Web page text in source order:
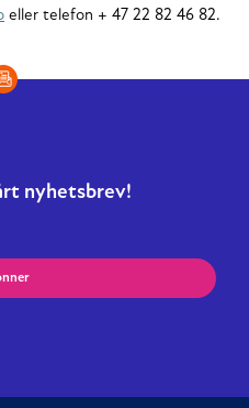
eller telefon + 47 22 82 46 82.
nyhetsbrev!